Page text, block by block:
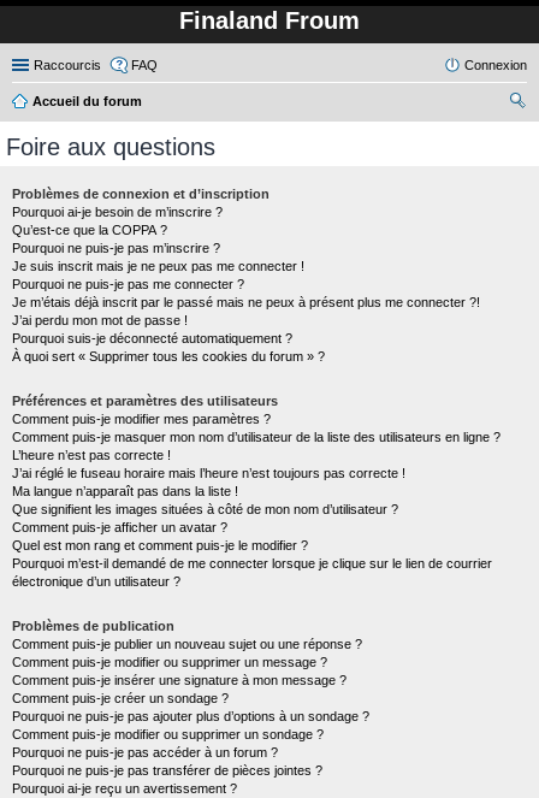
Finaland Froum
Raccourcis FAQ Connexion
Accueil du forum
Foire aux questions
Problèmes de connexion et d’inscription
Pourquoi ai-je besoin de m’inscrire ?
Qu’est-ce que la COPPA ?
Pourquoi ne puis-je pas m’inscrire ?
Je suis inscrit mais je ne peux pas me connecter !
Pourquoi ne puis-je pas me connecter ?
Je m’étais déjà inscrit par le passé mais ne peux à présent plus me connecter ?!
J’ai perdu mon mot de passe !
Pourquoi suis-je déconnecté automatiquement ?
À quoi sert « Supprimer tous les cookies du forum » ?
Préférences et paramètres des utilisateurs
Comment puis-je modifier mes paramètres ?
Comment puis-je masquer mon nom d’utilisateur de la liste des utilisateurs en ligne ?
L’heure n’est pas correcte !
J’ai réglé le fuseau horaire mais l’heure n’est toujours pas correcte !
Ma langue n’apparaît pas dans la liste !
Que signifient les images situées à côté de mon nom d’utilisateur ?
Comment puis-je afficher un avatar ?
Quel est mon rang et comment puis-je le modifier ?
Pourquoi m’est-il demandé de me connecter lorsque je clique sur le lien de courrier
électronique d’un utilisateur ?
Problèmes de publication
Comment puis-je publier un nouveau sujet ou une réponse ?
Comment puis-je modifier ou supprimer un message ?
Comment puis-je insérer une signature à mon message ?
Comment puis-je créer un sondage ?
Pourquoi ne puis-je pas ajouter plus d’options à un sondage ?
Comment puis-je modifier ou supprimer un sondage ?
Pourquoi ne puis-je pas accéder à un forum ?
Pourquoi ne puis-je pas transférer de pièces jointes ?
Pourquoi ai-je reçu un avertissement ?